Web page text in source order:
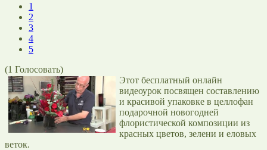
1
2
3
4
5
(1 Голосовать)
Этот бесплатный онлайн
видеоурок посвящен составлению
и красивой упаковке в целлофан
подарочной новогодней
флористической композиции из
красных цветов, зелени и еловых
веток.